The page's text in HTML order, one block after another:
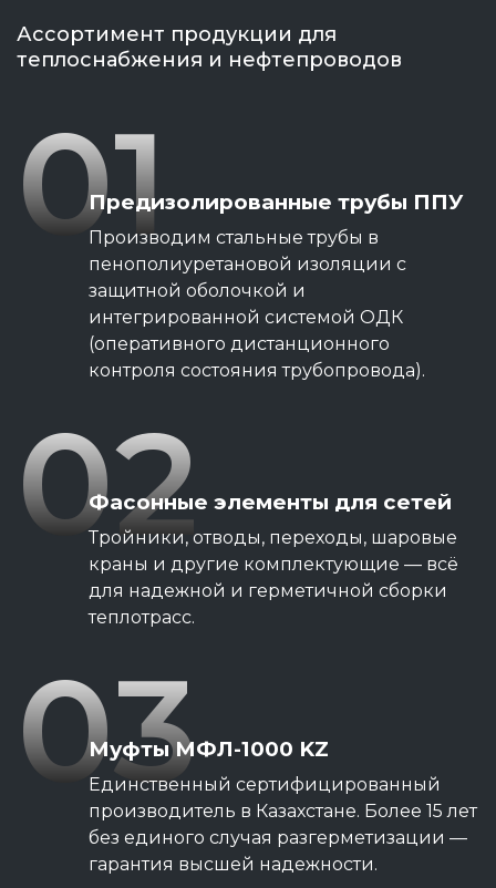
Ассортимент продукции для
теплоснабжения и нефтепроводов
01
Предизолированные трубы ППУ
Производим стальные трубы в
пенополиуретановой изоляции с
защитной оболочкой и
интегрированной системой ОДК
(оперативного дистанционного
контроля состояния трубопровода).
02
Фасонные элементы для сетей
Тройники, отводы, переходы, шаровые
краны и другие комплектующие — всё
для надежной и герметичной сборки
теплотрасс.
03
Муфты МФЛ-1000 KZ
Единственный сертифицированный
производитель в Казахстане. Более 15 лет
без единого случая разгерметизации —
гарантия высшей надежности.